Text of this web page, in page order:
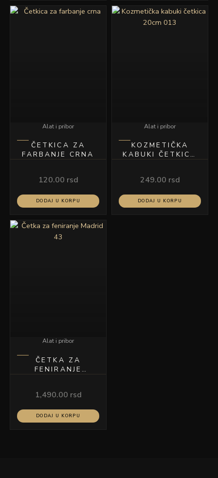
Alat i pribor
ČETKICA ZA
FARBANJE CRNA
120.00 rsd
DODAJ U KORPU
Alat i pribor
KOZMETIČKA
KABUKI ČETKICA
249.00 rsd
DODAJ U KORPU
Alat i pribor
ČETKA ZA
FENIRANJE
1,490.00 rsd
DODAJ U KORPU